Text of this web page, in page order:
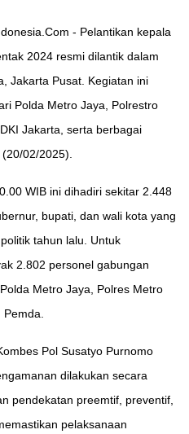
- Pelantikan kepala
2024 resmi dilantik dalam
Jakarta Pusat. Kegiatan ini
Polda Metro Jaya, Polrestro
Jakarta, serta berbagai
02/2025).
WIB ini dihadiri sekitar 2.448
bupati, dan wali kota yang
tahun lalu. Untuk
2.802 personel gabungan
Metro Jaya, Polres Metro
Pol Susatyo Purnomo
dilakukan secara
pendekatan preemtif, preventif,
pelaksanaan